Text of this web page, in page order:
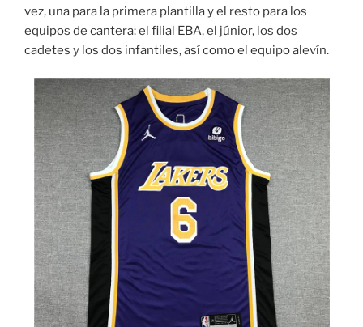
vez, una para la primera plantilla y el resto para los
equipos de cantera: el filial EBA, el júnior, los dos
cadetes y los dos infantiles, así como el equipo alevín.